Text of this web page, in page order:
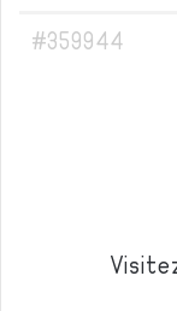
#359944